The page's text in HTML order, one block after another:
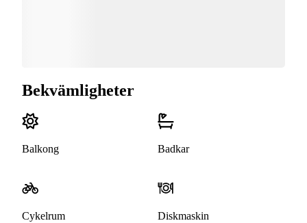
Bekvämligheter
Balkong Badkar
Cykelrum Diskmaskin